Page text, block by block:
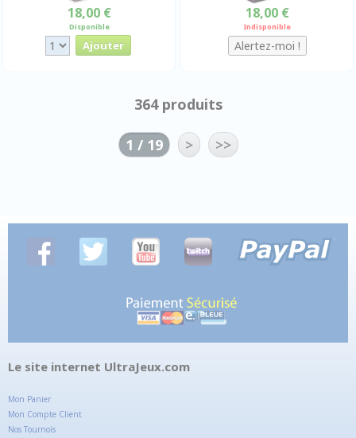
18,00 €
Disponible
18,00 €
Indisponible
364 produits
1 / 19 > >>
Le site internet UltraJeux.com
Mon Panier
Mon Compte Client
Nos Tournois